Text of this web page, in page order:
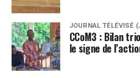
JOURNAL TÉLÉVISÉ
CCoM3 : Bilan
le signe de